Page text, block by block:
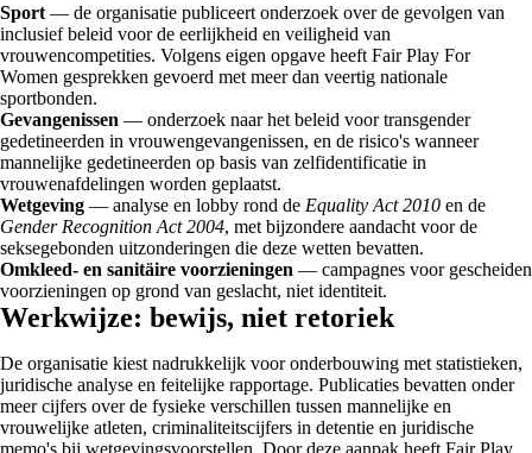
Sport — de organisatie publiceert onderzoek over de gevolgen van
inclusief beleid voor de eerlijkheid en veiligheid van
vrouwencompetities. Volgens eigen opgave heeft Fair Play For
Women gesprekken gevoerd met meer dan veertig nationale
sportbonden.
Gevangenissen — onderzoek naar het beleid voor transgender
gedetineerden in vrouwengevangenissen, en de risico's wanneer
mannelijke gedetineerden op basis van zelfidentificatie in
vrouwenafdelingen worden geplaatst.
Wetgeving — analyse en lobby rond de Equality Act 2010 en de
Gender Recognition Act 2004, met bijzondere aandacht voor de
seksegebonden uitzonderingen die deze wetten bevatten.
Omkleed- en sanitäire voorzieningen — campagnes voor gescheiden
voorzieningen op grond van geslacht, niet identiteit.
Werkwijze: bewijs, niet retoriek
De organisatie kiest nadrukkelijk voor onderbouwing met statistieken,
juridische analyse en feitelijke rapportage. Publicaties bevatten onder
meer cijfers over de fysieke verschillen tussen mannelijke en
vrouwelijke atleten, criminaliteitscijfers in detentie en juridische
memo's bij wetgevingsvoorstellen. Door deze aanpak heeft Fair Play